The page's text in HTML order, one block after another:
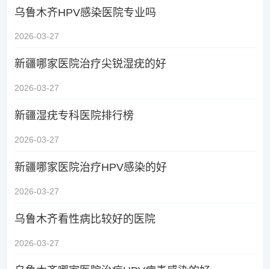
乌鲁木齐HPV感染医院专业吗
2026-03-27
新疆哪家医院治疗尖锐湿疣的好
2026-03-27
新疆湿疣专科医院排行榜
2026-03-27
新疆哪家医院治疗HPV感染的好
2026-03-27
乌鲁木齐看性病比较好的医院
2026-03-27